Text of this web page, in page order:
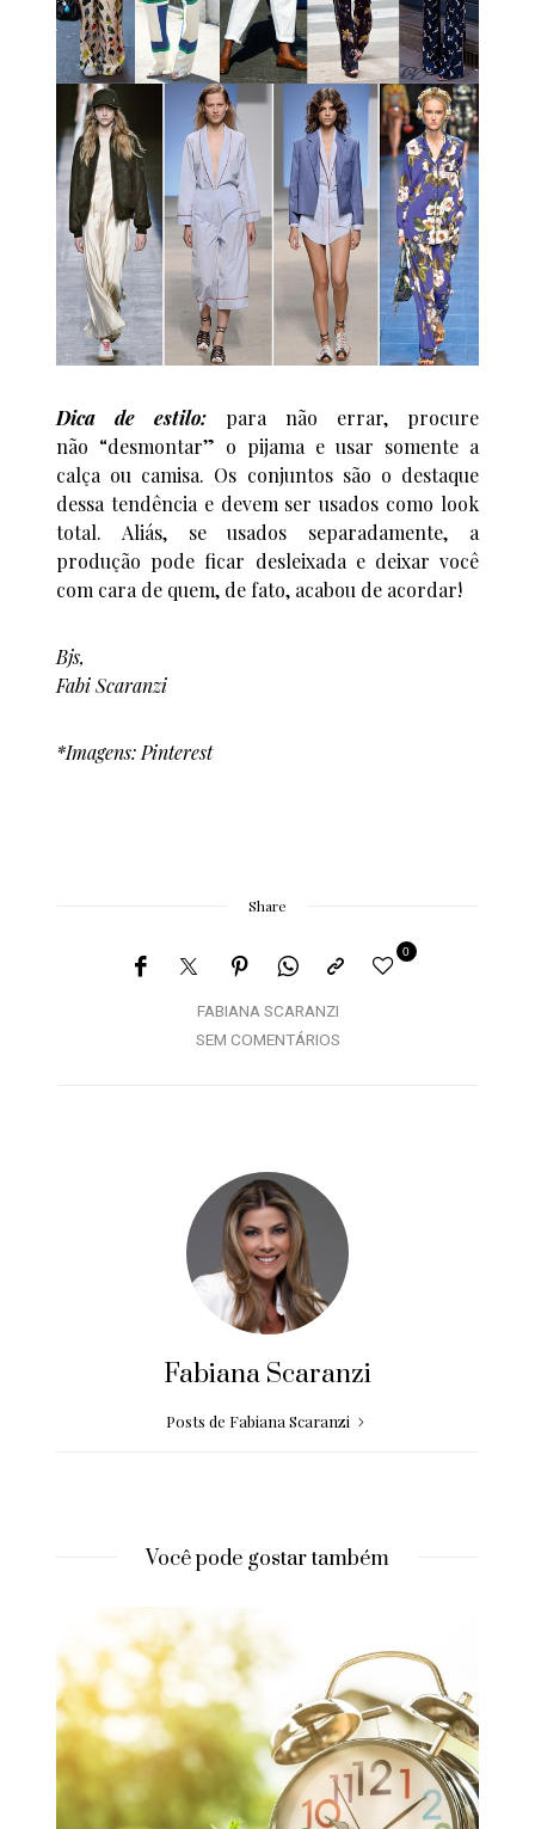
Dica de estilo:
para não errar, procure
não “desmontar” o pijama e usar somente a
calça ou camisa. Os conjuntos são o destaque
dessa tendência e devem ser usados como look
total. Aliás, se usados separadamente, a
produção pode ficar desleixada e deixar você
com cara de quem, de fato, acabou de acordar!
Bjs,
Fabi Scaranzi
*Imagens: Pinterest
Share
FABIANA SCARANZI
0
SEM COMENTÁRIOS
Fabiana Scaranzi
Posts de Fabiana Scaranzi
Você pode gostar também